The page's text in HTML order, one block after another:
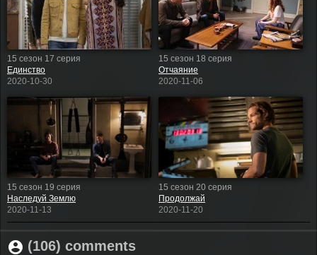
15 сезон 17 серия
Единство
2020-10-30
15 сезон 18 серия
Отчаяние
2020-11-06
15 сезон 19 серия
Наследуй Землю
2020-11-13
15 сезон 20 серия
Продолжай
2020-11-20
(106) comments